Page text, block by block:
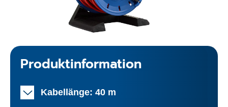
Produktinformation
Kabellänge: 40 m